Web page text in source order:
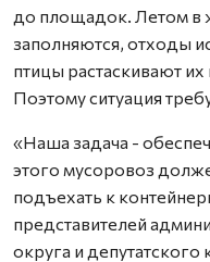
до площадок. Летом в
заполняются, отходы
птицы растаскивают
Поэтому ситуация
«Наша задача -
этого мусоровоз
подъехать к
представителей
округа и депутатского